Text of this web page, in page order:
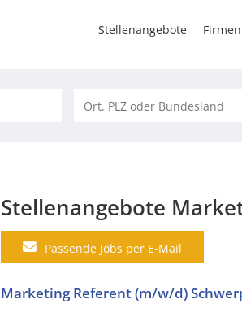
Stellenangebote
Stellenangebote
Passende Jobs per E-Mail
Marketing Referent (m/w/d)